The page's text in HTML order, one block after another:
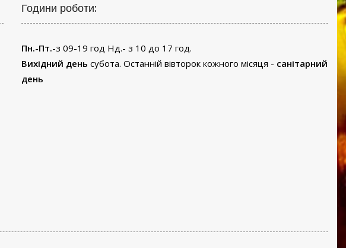
Години роботи:
Пн.-Пт.-з 09-19 год Нд.- з 10 до 17 год.
Вихідний день субота. Останній вівторок кожного місяця - санітарний
день